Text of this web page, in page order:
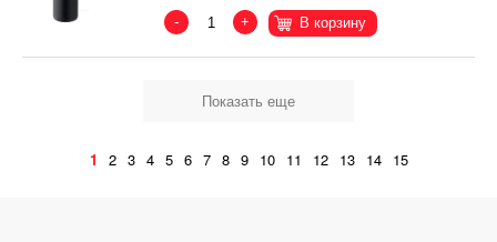
- + В корзину
Показать еще
1 2 3 4 5 6 7 8 9 10 11 12 13 14 15